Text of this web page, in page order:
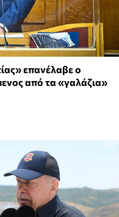
επανέλαβε ο
από τα «γαλάζια»